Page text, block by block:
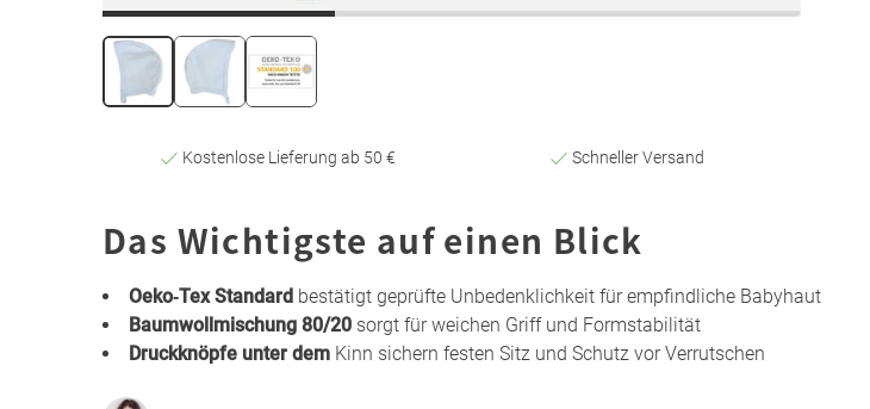
Kostenlose Lieferung ab 50 € Schneller Versand
Das Wichtigste auf einen Blick
Oeko‑Tex Standard bestätigt geprüfte Unbedenklichkeit für empfindliche Babyhaut
Baumwollmischung 80/20 sorgt für weichen Griff und Formstabilität
Druckknöpfe unter dem Kinn sichern festen Sitz und Schutz vor Verrutschen